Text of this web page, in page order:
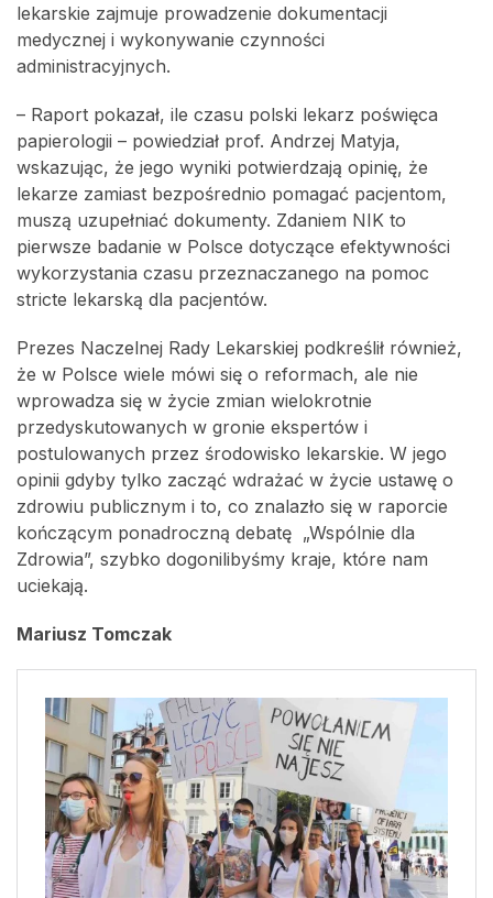
lekarskie zajmuje prowadzenie dokumentacji
medycznej i wykonywanie czynności
administracyjnych.
– Raport pokazał, ile czasu polski lekarz poświęca
papierologii – powiedział prof. Andrzej Matyja,
wskazując, że jego wyniki potwierdzają opinię, że
lekarze zamiast bezpośrednio pomagać pacjentom,
muszą uzupełniać dokumenty. Zdaniem NIK to
pierwsze badanie w Polsce dotyczące efektywności
wykorzystania czasu przeznaczanego na pomoc
stricte lekarską dla pacjentów.
Prezes Naczelnej Rady Lekarskiej podkreślił również,
że w Polsce wiele mówi się o reformach, ale nie
wprowadza się w życie zmian wielokrotnie
przedyskutowanych w gronie ekspertów i
postulowanych przez środowisko lekarskie. W jego
opinii gdyby tylko zacząć wdrażać w życie ustawę o
zdrowiu publicznym i to, co znalazło się w raporcie
kończącym ponadroczną debatę „Wspólnie dla
Zdrowia”, szybko dogonilibyśmy kraje, które nam
uciekają.
Mariusz Tomczak